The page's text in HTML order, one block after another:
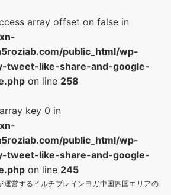
array offset on false in
public_html/wp-
tweet-like-share-and-google-
on line 258
key 0 in
public_html/wp-
tweet-like-share-and-google-
on line 245
運営するイルチブレインヨガ中国四国エリアの